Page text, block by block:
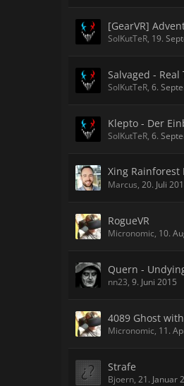
[GearVR]
SolKutTeR, 19.
Salvaged -
SolKutTeR, 6.
Klepto - Der
SolKutTeR, 6.
Xing Rainforest
Marcus, 20. Juli
RogueVR
Micronomic, 10.
Quern -
nn23, 9. Juni 2015
4089 Ghost
Micronomic, 11.
Strafe
Bjoern, 21. Januar